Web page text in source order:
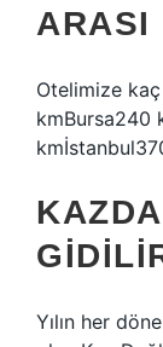
ARASI
Otelimize kaç
kmBursa240
Yılın her